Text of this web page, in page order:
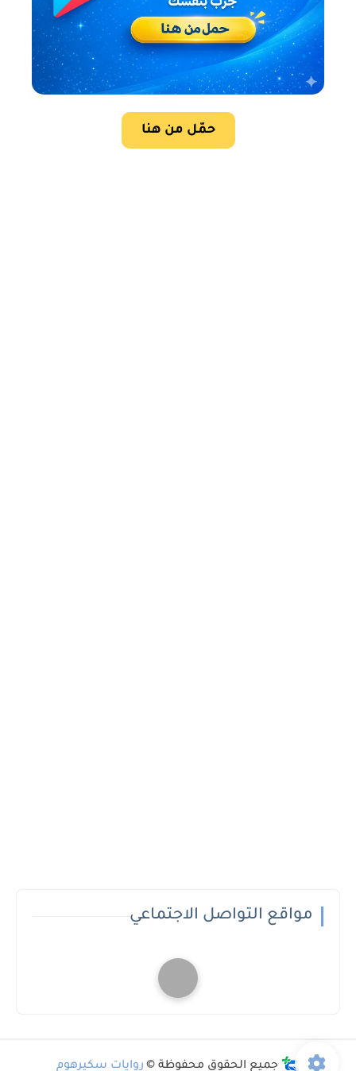
حمّل من هنا
مواقع التواصل الاجتماعي
جميع الحقوق محفوظة © روايات سكيرهوم